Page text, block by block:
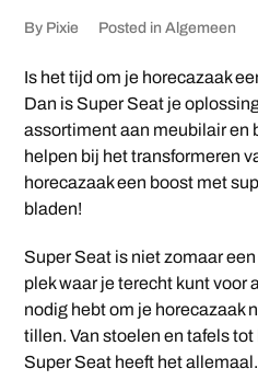
By Pixie Posted in Algemeen
Is het tijd om je horecazaak
Dan is Super Seat je
assortiment aan meubilair en
helpen bij het transformeren
horecazaak een boost met
bladen!
Super Seat is niet zomaar
plek waar je terecht kunt voor
nodig hebt om je horecazaak
tillen. Van stoelen en tafels
Super Seat heeft het allemaal.